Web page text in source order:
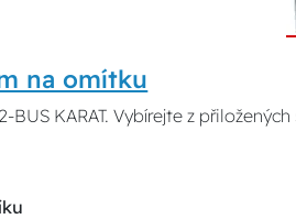
na omítku
BUS KARAT. Vybírejte z